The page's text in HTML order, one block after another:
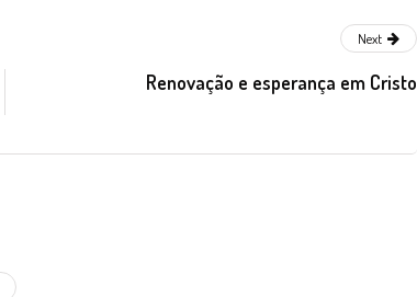
Next
Renovação e esperança em Cristo